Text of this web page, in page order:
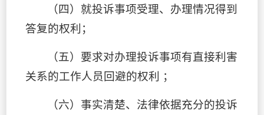
（四） 就投诉事项受理、办理情况得到
答复的权利；
（五） 要求对办理投诉事项有直接利害
关系的工作人员回避的权利 ；
（六） 事实清楚、法律依据充分的投诉